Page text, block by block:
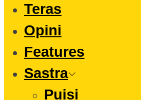
Teras
Opini
Features
Sastra
Puisi